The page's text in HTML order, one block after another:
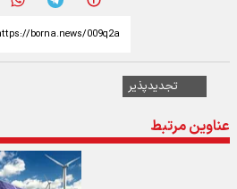
تجدیدپذیر
عناوین مرتبط